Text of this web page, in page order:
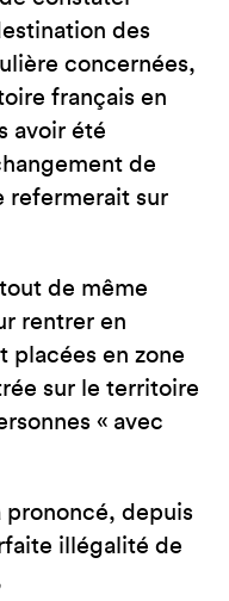
des
concernées,
français en
avoir été
de
refermerait sur
de même
rentrer en
placées en zone
sur le territoire
« avec
prononcé, depuis
illégalité de